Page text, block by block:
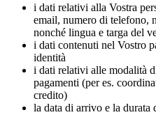
i dati relativi alla Vostra
email, numero di telefono,
nonché lingua e targa del
i dati contenuti nel Vostro
identità
i dati relativi alle modalità
pagamenti (per es.
credito)
la data di arrivo e la durata